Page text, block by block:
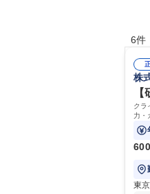
6件
株
クラ
力・
東